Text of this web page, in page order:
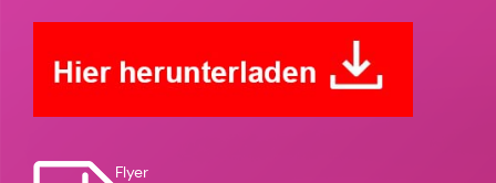
Flyer